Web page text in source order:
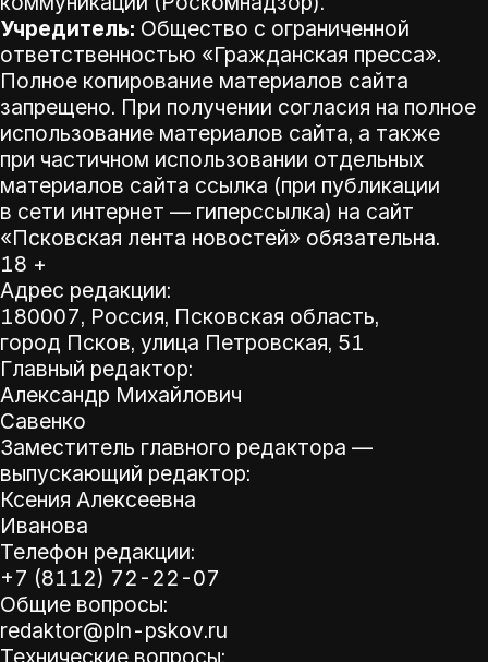
Учредитель: Общество с ограниченной
ответственностью «Гражданская пресса».
Полное копирование материалов сайта
запрещено. При получении согласия на полное
использование материалов сайта, а также
при частичном использовании отдельных
материалов сайта ссылка (при публикации
в сети интернет — гиперссылка) на сайт
«Псковская лента новостей» обязательна.
18 +
Адрес редакции:
180007, Россия, Псковская область,
город Псков, улица Петровская, 51
Главный редактор:
Александр Михайлович
Савенко
Заместитель главного редактора —
выпускающий редактор:
Ксения Алексеевна
Иванова
Телефон редакции:
+7 (8112) 72-22-07
Общие вопросы:
redaktor@pln-pskov.ru
Технические вопросы: